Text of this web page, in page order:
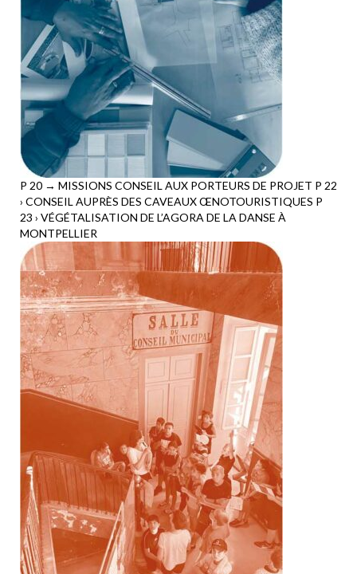
P 20 → MISSIONS CONSEIL AUX PORTEURS DE PROJET P 22
› CONSEIL AUPRÈS DES CAVEAUX ŒNOTOURISTIQUES P
23 › VÉGÉTALISATION DE L’AGORA DE LA DANSE À
MONTPELLIER